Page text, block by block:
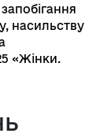
насильству
«Жінки.